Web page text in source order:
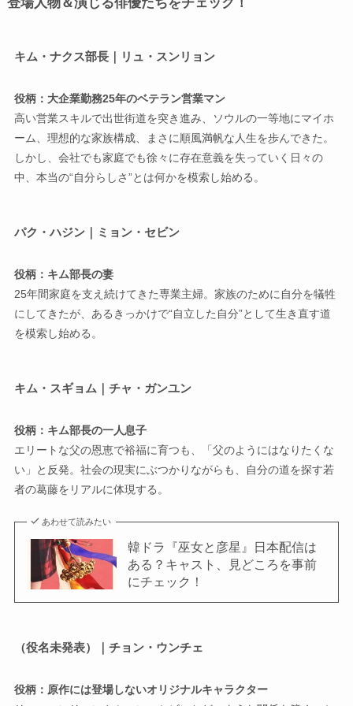
キム・ナクス部長｜リュ・スンリョン
役柄：大企業勤務25年のベテラン営業マン
高い営業スキルで出世街道を突き進み、ソウルの一等地にマイホ
ーム、理想的な家族構成、まさに順風満帆な人生を歩んできた。
しかし、会社でも家庭でも徐々に存在意義を失っていく日々の
中、本当の“自分らしさ”とは何かを模索し始める。
パク・ハジン｜ミョン・セビン
役柄：キム部長の妻
25年間家庭を支え続けてきた専業主婦。家族のために自分を犠牲
にしてきたが、あるきっかけで“自立した自分”として生き直す道
を模索し始める。
キム・スギョム｜チャ・ガンユン
役柄：キム部長の一人息子
エリートな父の恩恵で裕福に育つも、「父のようにはなりたくな
い」と反発。社会の現実にぶつかりながらも、自分の道を探す若
者の葛藤をリアルに体現する。
あわせて読みたい
韓ドラ『巫女と彦星』日本配信は
ある？キャスト、見どころを事前
にチェック！
（役名未発表）｜チョン・ウンチェ
役柄：原作には登場しないオリジナルキャラクター